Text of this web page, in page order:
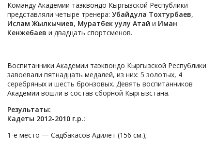
Команду Академии таэквондо Кыргызской Республики
представляли четыре тренера: Убайдула Тохтурбаев,
Ислам Жылкычиев, Муратбек уулу Атай и Иман
Кенжебаев и двадцать спортсменов.
Воспитанники Академии таэквондо Кыргызской Республики
завоевали пятнадцать медалей, из них: 5 золотых, 4
серебряных и шесть бронзовых. Девять воспитанников
Академии вошли в состав сборной Кыргызстана.
Результаты:
Кадеты 2012-2010 г.р.:
1-е место — Садбакасов Адилет (156 см.);